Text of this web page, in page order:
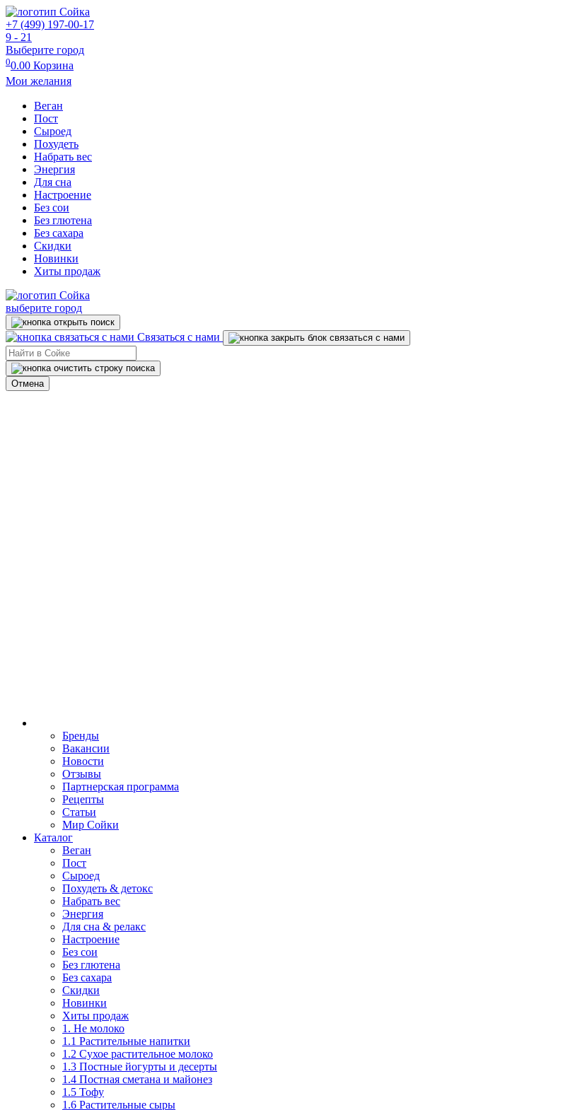
+7 (499) 197-00-17
9 - 21
Выберите город
00.00 Корзина
Мои желания
Веган
Пост
Сыроед
Похудеть
Набрать вес
Энергия
Для сна
Настроение
Без сои
Без глютена
Без сахара
Скидки
Новинки
Хиты продаж
выберите город
Связаться с нами
Отмена
Бренды
Вакансии
Новости
Отзывы
Партнерская программа
Рецепты
Статьи
Мир Сойки
Каталог
Веган
Пост
Сыроед
Похудеть & детокс
Набрать вес
Энергия
Для сна & релакс
Настроение
Без сои
Без глютена
Без сахара
Скидки
Новинки
Хиты продаж
1. Не молоко
1.1 Растительные напитки
1.2 Сухое растительное молоко
1.3 Постные йогурты и десерты
1.4 Постная сметана и майонез
1.5 Тофу
1.6 Растительные сыры